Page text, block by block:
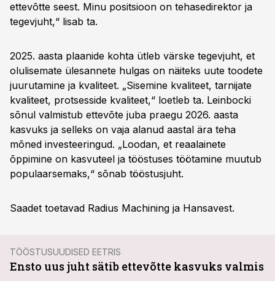
ettevõtte seest. Minu positsioon on tehasedirektor ja
tegevjuht,“ lisab ta.
2025. aasta plaanide kohta ütleb värske tegevjuht, et
olulisemate ülesannete hulgas on näiteks uute toodete
juurutamine ja kvaliteet. „Sisemine kvaliteet, tarnijate
kvaliteet, protsesside kvaliteet,“ loetleb ta. Leinbocki
sõnul valmistub ettevõte juba praegu 2026. aasta
kasvuks ja selleks on vaja alanud aastal ära teha
mõned investeeringud. „Loodan, et reaalainete
õppimine on kasvuteel ja tööstuses töötamine muutub
populaarsemaks,“ sõnab tööstusjuht.
Saadet toetavad Radius Machining ja Hansavest.
TÖÖSTUSUUDISED EETRIS
Ensto uus juht sätib ettevõtte kasvuks valmis